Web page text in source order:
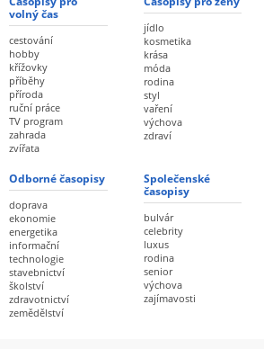
volný čas
cestování
hobby
křížovky
příběhy
příroda
ruční práce
TV program
zahrada
zvířata
jídlo
kosmetika
krása
móda
rodina
styl
vaření
výchova
zdraví
Odborné časopisy
doprava
ekonomie
energetika
informační
technologie
stavebnictví
školství
zdravotnictví
zemědělství
Společenské
časopisy
bulvár
celebrity
luxus
rodina
senior
výchova
zajímavosti